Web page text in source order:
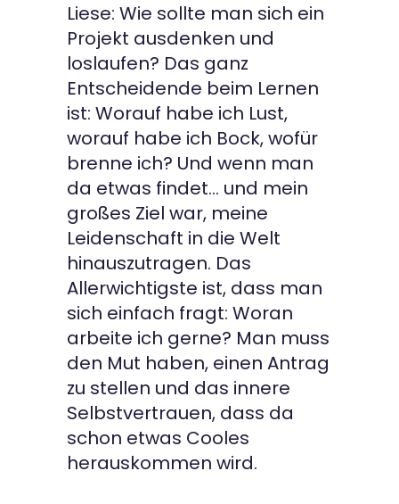
Liese: Wie sollte man sich ein
Projekt ausdenken und
loslaufen? Das ganz
Entscheidende beim Lernen
ist: Worauf habe ich Lust,
worauf habe ich Bock, wofür
brenne ich? Und wenn man
da etwas findet… und mein
großes Ziel war, meine
Leidenschaft in die Welt
hinauszutragen. Das
Allerwichtigste ist, dass man
sich einfach fragt: Woran
arbeite ich gerne? Man muss
den Mut haben, einen Antrag
zu stellen und das innere
Selbstvertrauen, dass da
schon etwas Cooles
herauskommen wird.